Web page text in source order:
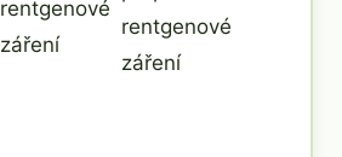
rentgenové
záření
rentgenové
záření